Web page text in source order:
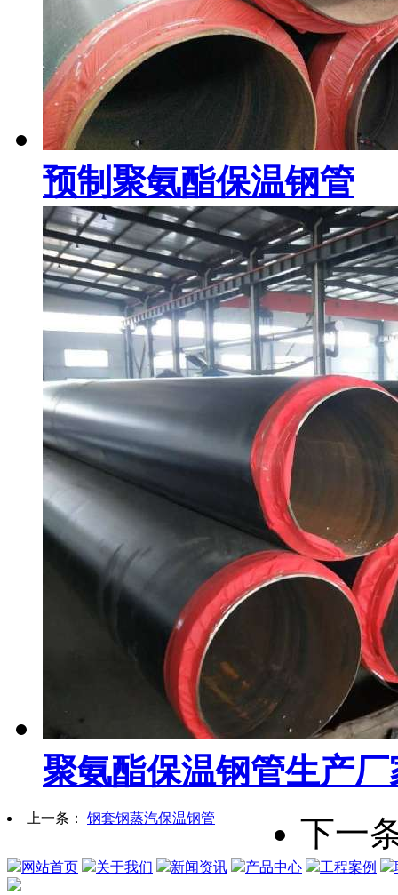
预制聚氨酯保温钢管
聚氨酯保温钢管生产厂
上一条： 钢套钢蒸汽保温钢管 下一
网站首页 关于我们 新闻资讯 产品中心 工程案例